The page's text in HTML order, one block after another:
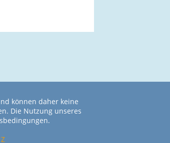
können daher keine
Die Nutzung unseres
Z